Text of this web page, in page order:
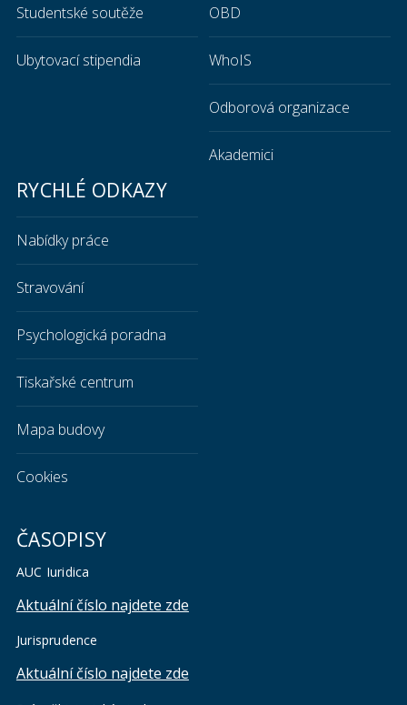
Studentské soutěže
Ubytovací stipendia
OBD
WhoIS
Odborová organizace
Akademici
RYCHLÉ ODKAZY
Nabídky práce
Stravování
Psychologická poradna
Tiskařské centrum
Mapa budovy
Cookies
ČASOPISY
AUC Iuridica
Aktuální číslo najdete zde
Jurisprudence
Aktuální číslo najdete zde